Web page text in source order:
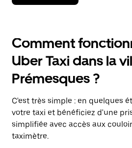
la
bas
pour
ouvrir
le
calendrier
et
une
date.
Appuyez
sur
la
Comment
Uber Taxi dans la
Prémesques ?
C'est très simple : en quelques
votre taxi et bénéficiez d'une
simplifiée avec accès aux
taximètre.